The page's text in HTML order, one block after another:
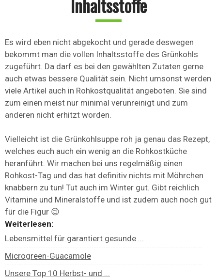
Inhaltsstoffe
Es wird eben nicht abgekocht und gerade deswegen
bekommt man die vollen Inhaltsstoffe des Grünkohls
zugeführt. Da darf es bei den gewählten Zutaten gerne
auch etwas bessere Qualität sein. Nicht umsonst werden
viele Artikel auch in Rohkostqualität angeboten. Sie sind
zum einen meist nur minimal verunreinigt und zum
anderen nicht erhitzt worden.
Vielleicht ist die Grünkohlsuppe roh ja genau das Rezept,
welches euch auch ein wenig an die Rohkostküche
heranführt. Wir machen bei uns regelmäßig einen
Rohkost-Tag und das hat definitiv nichts mit Möhrchen
knabbern zu tun! Tut auch im Winter gut. Gibt reichlich
Vitamine und Mineralstoffe und ist zudem auch noch gut
für die Figur 😉
Weiterlesen:
Lebensmittel für garantiert gesunde ...
Microgreen-Guacamole
Unsere Top 10 Herbst- und ...